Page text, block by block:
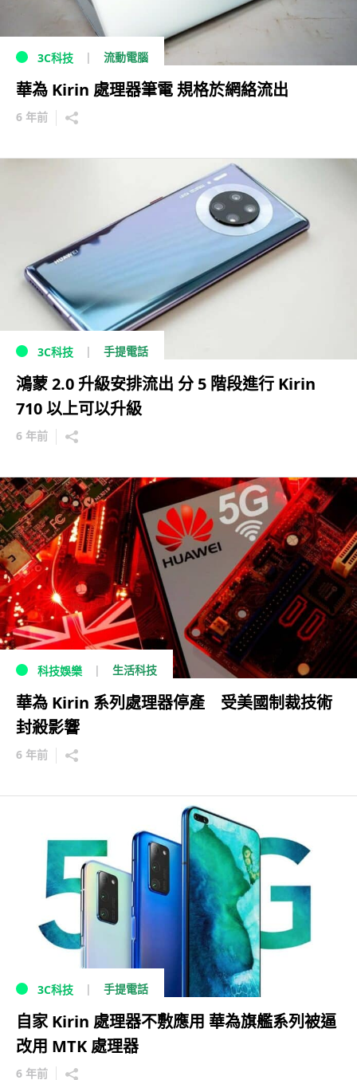
3C科技 流動電腦
華為 Kirin 處理器筆電 規格於網絡流出
6 年前
3C科技 手提電話
鴻蒙 2.0 升級安排流出 分 5 階段進行 Kirin
710 以上可以升級
6 年前
科技娛樂 生活科技
華為 Kirin 系列處理器停產 受美國制裁技術
封殺影響
6 年前
3C科技 手提電話
自家 Kirin 處理器不敷應用 華為旗艦系列被逼
改用 MTK 處理器
6 年前